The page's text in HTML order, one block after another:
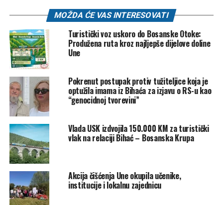
U okviru programa Sajma, predviđeni su i paneli na
teme održivog razvoja i ekologije, odnosno o
infrastrukturi USK i FBIH. Ujedno prilika je to i da se
predstave aktivnosti i strateški projekti resornih
Ministarstava i Vlade.
O Ekobisu opširno govorimo u TVDnevniku rtvusk
MOŽDA ĆE VAS INTERESOVATI
Turistički voz uskoro do Bosanske Otoke:
Produžena ruta kroz najljepše dijelove doline
Une
Pokrenut postupak protiv tužiteljice koja je
optužila imama iz Bihaća za izjavu o RS-u kao
“genocidnoj tvorevini”
Vlada USK izdvojila 150.000 KM za turistički
vlak na relaciji Bihać – Bosanska Krupa
Akcija čišćenja Une okupila učenike,
institucije i lokalnu zajednicu